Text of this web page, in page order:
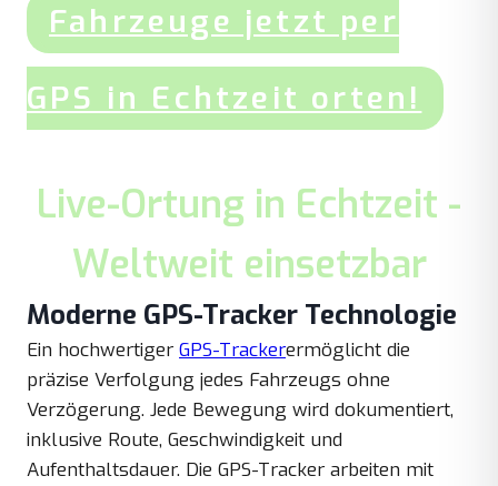
Fahrzeuge jetzt per
GPS in Echtzeit orten!
Live-Ortung in Echtzeit -
Weltweit einsetzbar
Moderne GPS-Tracker Technologie
Ein hochwertiger GPS-Trackerermöglicht die
präzise Verfolgung jedes Fahrzeugs ohne
Verzögerung. Jede Bewegung wird dokumentiert,
inklusive Route, Geschwindigkeit und
Aufenthaltsdauer. Die GPS-Tracker arbeiten mit